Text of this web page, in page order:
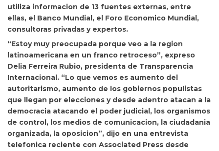
utiliza informacion de 13 fuentes externas, entre
ellas, el Banco Mundial, el Foro Economico Mundial,
consultoras privadas y expertos.
“Estoy muy preocupada porque veo a la region
latinoamericana en un franco retroceso”, expreso
Delia Ferreira Rubio, presidenta de Transparencia
Internacional. “Lo que vemos es aumento del
autoritarismo, aumento de los gobiernos populistas
que llegan por elecciones y desde adentro atacan a la
democracia atacando el poder judicial, los organismos
de control, los medios de comunicacion, la ciudadania
organizada, la oposicion”, dijo en una entrevista
telefonica reciente con Associated Press desde